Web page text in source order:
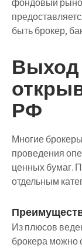
фондовый
быть брокер,
Выход
РФ
Многие
проведения
ценных бумаг.
отдельным
Из плюсов
брокера можно